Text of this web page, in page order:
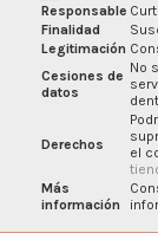
Responsable
Finalidad
Legitimación
Cesiones de
datos
No
Derechos
el
Más
información